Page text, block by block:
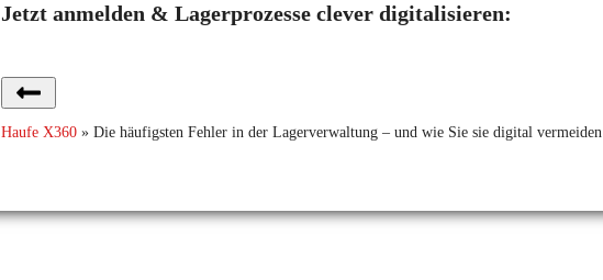
Jetzt anmelden & Lagerprozesse clever digitalisieren:
Haufe X360 » Die häufigsten Fehler in der Lagerverwaltung – und wie Sie sie digital vermeiden